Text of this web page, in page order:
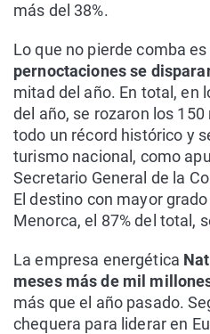
más del 38%.
Lo que no pierde comba
pernoctaciones se
mitad del año. En total, en
del año, se rozaron los
todo un récord histórico y
turismo nacional, como
Secretario General de la
El destino con mayor
Menorca, el 87% del total,
La empresa energética
meses más de mil
más que el año pasado.
chequera para liderar en